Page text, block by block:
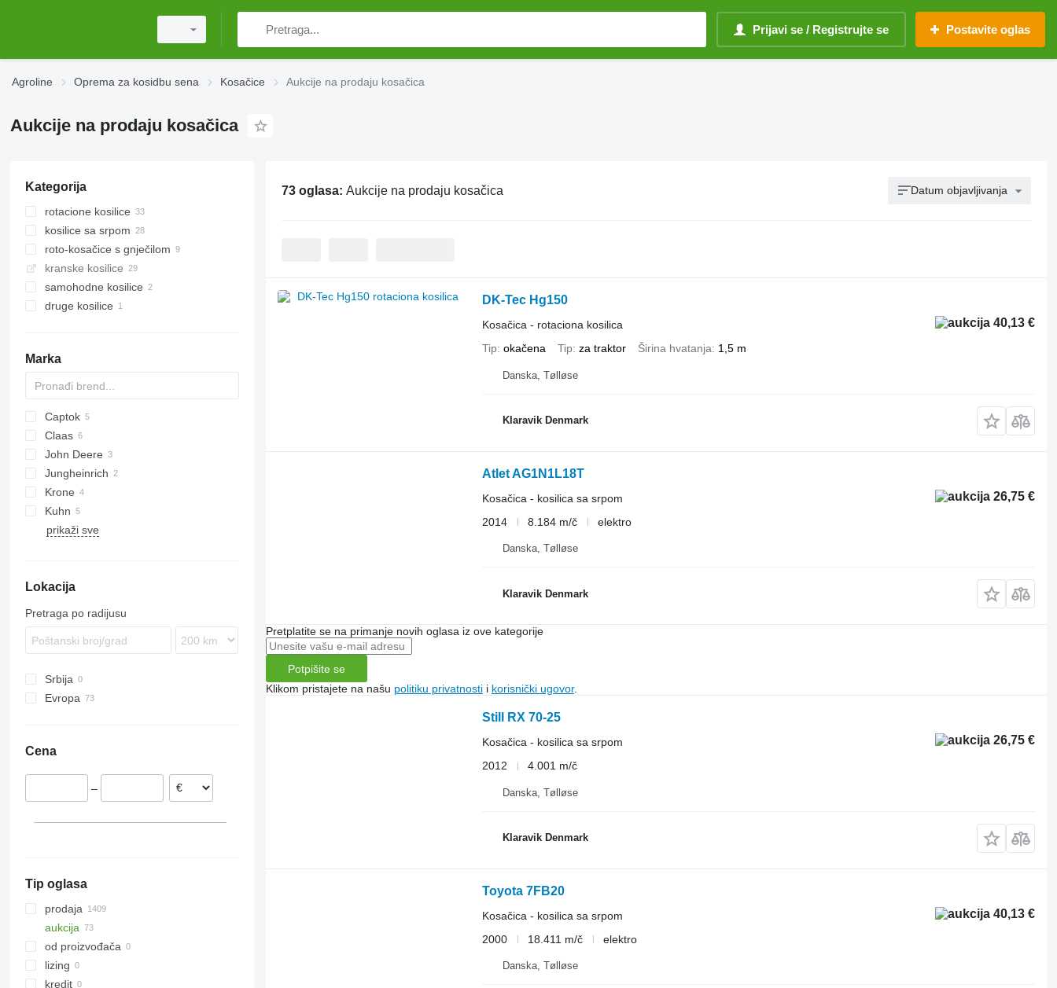
Prijavi se / Registrujte se Postavite oglas
Agroline Oprema za kosidbu sena Kosačice Aukcije na prodaju kosačica
Aukcije na prodaju kosačica
Kategorija
rotacione kosilice
kosilice sa srpom
roto-kosačice s gnječilom
kranske kosilice
samohodne kosilice
druge kosilice
Marka
SPE
Captok
CK
EP
Claas
Corto
Disco
SM
E series
HHE
John Deere
730
Jungheinrich
EMC
FB
Krone
AMT
Big M
Kuhn
FC
Splendimo
E-series
MSI
Novacat
EGV
7FB
prikaži sve
Lokacija
Pretraga po radijusu
Srbija
Evropa
Ujedinjeno Kraljevstvo
Norveška
Cena
–
Tip oglasa
prodaja
aukcija
od proizvođača
lizing
kredit
73 oglasa: Aukcije na prodaju kosačica Datum objavljivanja
DK-Tec Hg150
40,13 €
Kosačica - rotaciona kosilica
Tip okačena Tip za traktor Širina hvatanja 1,5 m
Danska, Tølløse
Klaravik Denmark
Atlet AG1N1L18T
26,75 €
Kosačica - kosilica sa srpom
2014
8.184 m/č elektro
Danska, Tølløse
Klaravik Denmark
Pretplatite se na primanje novih oglasa iz ove kategorije
Potpišite se
Klikom pristajete na našu politiku privatnostii korisnički ugovor.
Still RX 70-25
26,75 €
Kosačica - kosilica sa srpom
2012
4.001 m/č
Danska, Tølløse
Klaravik Denmark
Toyota 7FB20
40,13 €
Kosačica - kosilica sa srpom
2000
18.411 m/č elektro
Danska, Tølløse